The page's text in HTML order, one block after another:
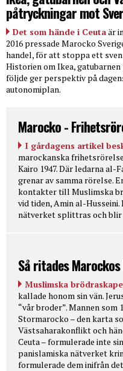
påtryckningar mot
Det som hände i Ceutaär
2016 pressade Marocko
handel, för att stoppa ett
Historien om Ikea,
följde ger perspektiv på
autonomiplan.
Marocko -
I gårdagens artikel
marockanska
Kairo 1947. Där ledarna al-
grenar av samma rörelse.
kontakter till Muslimska
vid tiden, Amin al-
nätverket splittras och
Så ritades
Muslimska
kallade honom sin vän.
“vår broder”. Mannen som
Stormarocko – den karta
Västsaharakonflikt och
Ceuta – formulerade inte
panislamiska nätverket
formulerade dem inifrån